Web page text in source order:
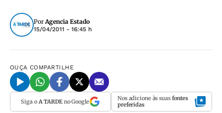
PorAgencia Estado
15/04/2011 - 16:45 h
OUÇA COMPARTILHE
Siga o A TARDEno Google Nos adicione às suas fontes
preferidas